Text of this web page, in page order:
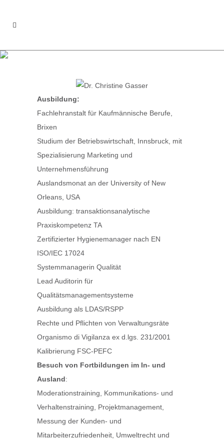
Ausbildung:
Fachlehranstalt für Kaufmännische Berufe,
Brixen
Studium der Betriebswirtschaft, Innsbruck, mit
Spezialisierung Marketing und
Unternehmensführung
Auslandsmonat an der University of New
Orleans, USA
Ausbildung: transaktionsanalytische
Praxiskompetenz TA
Zertifizierter Hygienemanager nach EN
ISO/IEC 17024
Systemmanagerin Qualität
Lead Auditorin für
Qualitätsmanagementsysteme
Ausbildung als LDAS/RSPP
Rechte und Pflichten von Verwaltungsräte
Organismo di Vigilanza ex d.lgs. 231/2001
Kalibrierung FSC-PEFC
Besuch von Fortbildungen im In- und
Ausland:
Moderationstraining, Kommunikations- und
Verhaltenstraining, Projektmanagement,
Messung der Kunden- und
Mitarbeiterzufriedenheit, Umweltrecht und